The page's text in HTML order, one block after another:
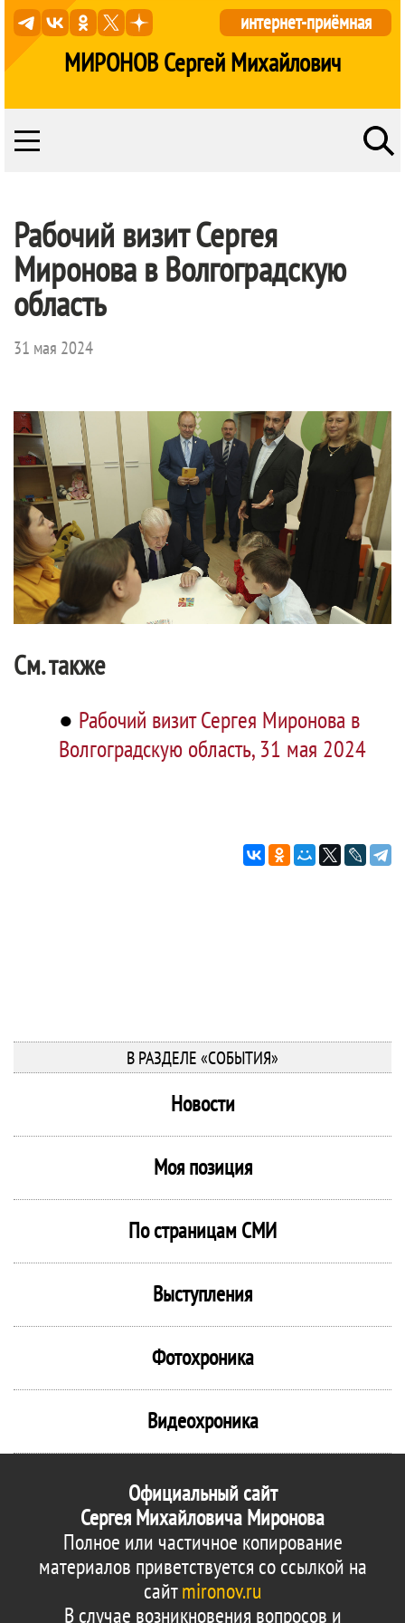
МИРОНОВ Сергей Михайлович
интернет-приёмная
Рабочий визит Сергея
Миронова в Волгоградскую
область
31 мая 2024
См. также
● Рабочий визит Сергея Миронова в
Волгоградскую область, 31 мая 2024
В РАЗДЕЛЕ «СОБЫТИЯ»
Новости
Моя позиция
По страницам СМИ
Выступления
Фотохроника
Видеохроника
Официальный сайт
Сергея Михайловича Миронова
Полное или частичное копирование
материалов приветствуется со ссылкой на
сайтmironov.ru
В случае возникновения вопросов и